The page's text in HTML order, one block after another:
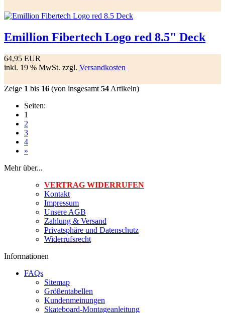
Emillion Fibertech Logo red 8.5" Deck
64,95 EUR
inkl. 19 % MwSt. zzgl. Versandkosten
Zeige 1 bis 16 (von insgesamt 54 Artikeln)
Seiten:
1
2
3
4
»
Mehr über...
VERTRAG WIDERRUFEN
Kontakt
Impressum
Unsere AGB
Zahlung & Versand
Privatsphäre und Datenschutz
Widerrufsrecht
Informationen
FAQs
Sitemap
Größentabellen
Kundenmeinungen
Skateboard-Montageanleitung